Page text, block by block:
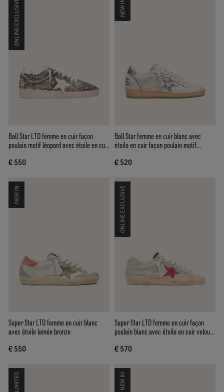
ONLINE EXCLUSIVE
Ball Star LTD femme en cuir façon
poulain motif léopard avec étoile en cuir
€ 550
NEW IN
Ball Star femme en cuir blanc avec
étoile en cuir façon poulain motif
€ 520
NEW IN
Super-Star LTD femme en cuir blanc
avec étoile lamée bronze
€ 550
ONLINE EXCLUSIVE
Super-Star LTD femme en cuir façon
poulain blanc avec étoile en cuir velours
€ 570
LIMITED NEW IN